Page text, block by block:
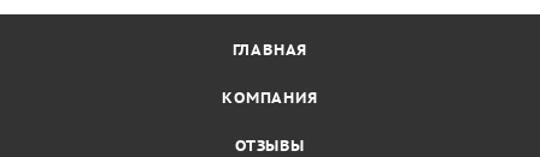
ГЛАВНАЯ
КОМПАНИЯ
ОТЗЫВЫ